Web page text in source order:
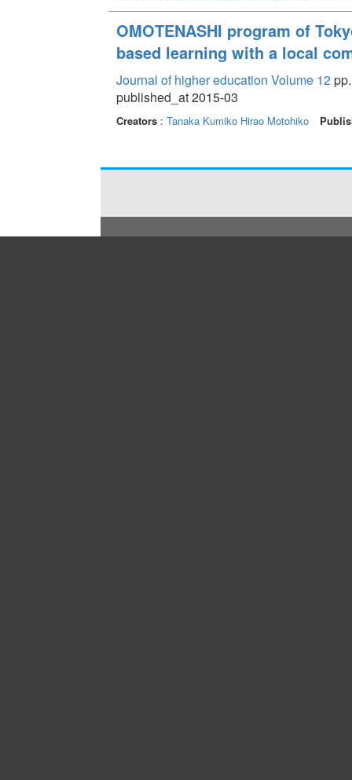
OMOTENASHI program of
based learning with a local
Journal of higher education Volume 12pp.
published_at 2015-03
Creators: Tanaka Kumiko Hirao Motohiko